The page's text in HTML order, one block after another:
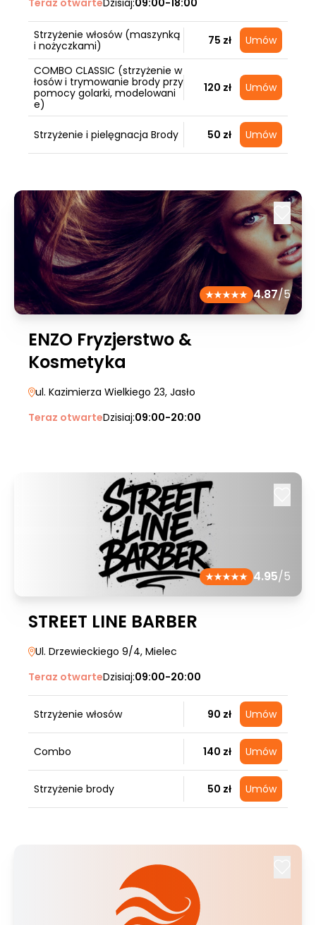
Teraz otwarteDzisiaj:09:00-18:00
Strzyżenie włosów (maszynką
i nożyczkami)
75 zł Umów
COMBO CLASSIC (strzyżenie w
łosów i trymowanie brody przy
pomocy golarki, modelowani
e)
120 zł Umów
Strzyżenie i pielęgnacja Brody 50 zł Umów
4.87/5
ENZO Fryzjerstwo &
Kosmetyka
ul. Kazimierza Wielkiego 23, Jasło
Teraz otwarteDzisiaj:09:00-20:00
4.95/5
STREET LINE BARBER
Ul. Drzewieckiego 9/4, Mielec
Teraz otwarteDzisiaj:09:00-20:00
Strzyżenie włosów 90 zł Umów
Combo 140 zł Umów
Strzyżenie brody 50 zł Umów